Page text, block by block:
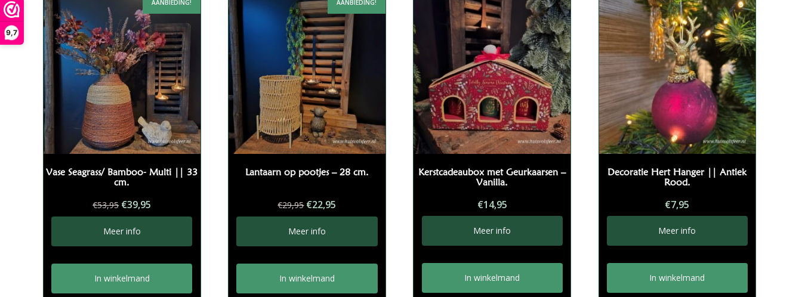
9,7
AANBIEDING!
Vase Seagrass/ Bamboo- Multi || 33
cm.
€53,95 Oorspronkelijke
prijs
was:
€53,95.
€39,95
prijs
€39,95.
Meer info
In winkelmand
AANBIEDING!
Lantaarn op pootjes – 28 cm.
€29,95 Oorspronkelijke
prijs
was:
€29,95.
€22,95
prijs
€22,95.
Meer info
In winkelmand
Kerstcadeaubox met Geurkaarsen –
Vanilla.
€14,95
Meer info
In winkelmand
Decoratie Hert Hanger || Antiek
Rood.
€7,95
Meer info
In winkelmand